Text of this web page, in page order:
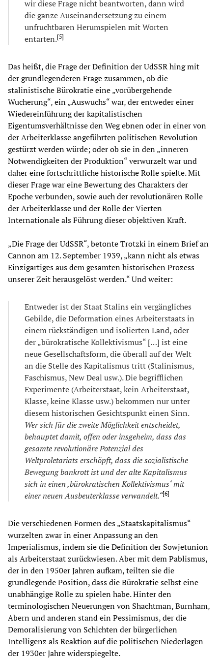
wir diese Frage nicht beantworten, dann wird
die ganze Auseinandersetzung zu einem
unfruchtbaren Herumspielen mit Worten
entarten.[5]
Das heißt, die Frage der Definition der UdSSR hing mit
der grundlegenderen Frage zusammen, ob die
stalinistische Bürokratie eine „vorübergehende
Wucherung“, ein „Auswuchs“ war, der entweder einer
Wiedereinführung der kapitalistischen
Eigentumsverhältnisse den Weg ebnen oder in einer von
der Arbeiterklasse angeführten politischen Revolution
gestürzt werden würde; oder ob sie in den „inneren
Notwendigkeiten der Produktion“ verwurzelt war und
daher eine fortschrittliche historische Rolle spielte. Mit
dieser Frage war eine Bewertung des Charakters der
Epoche verbunden, sowie auch der revolutionären Rolle
der Arbeiterklasse und der Rolle der Vierten
Internationale als Führung dieser objektiven Kraft.
„Die Frage der UdSSR“, betonte Trotzki in einem Brief an
Cannon am 12. September 1939, „kann nicht als etwas
Einzigartiges aus dem gesamten historischen Prozess
unserer Zeit herausgelöst werden.“ Und weiter:
Entweder ist der Staat Stalins ein vergängliches
Gebilde, die Deformation eines Arbeiterstaats in
einem rückständigen und isolierten Land, oder
der „bürokratische Kollektivismus“ […] ist eine
neue Gesellschaftsform, die überall auf der Welt
an die Stelle des Kapitalismus tritt (Stalinismus,
Faschismus, New Deal usw.). Die begrifflichen
Experimente (Arbeiterstaat, kein Arbeiterstaat,
Klasse, keine Klasse usw.) bekommen nur unter
diesem historischen Gesichtspunkt einen Sinn.
Wer sich für die zweite Möglichkeit entscheidet,
behauptet damit, offen oder insgeheim, dass das
gesamte revolutionäre Potenzial des
Weltproletariats erschöpft, dass die sozialistische
Bewegung bankrott ist und der alte Kapitalismus
sich in einen ‚bürokratischen Kollektivismus‘ mit
einer neuen Ausbeuterklasse verwandelt.“[6]
Die verschiedenen Formen des „Staatskapitalismus“
wurzelten zwar in einer Anpassung an den
Imperialismus, indem sie die Definition der Sowjetunion
als Arbeiterstaat zurückwiesen. Aber mit dem Pablismus,
der in den 1950er Jahren aufkam, teilten sie die
grundlegende Position, dass die Bürokratie selbst eine
unabhängige Rolle zu spielen habe. Hinter den
terminologischen Neuerungen von Shachtman, Burnham,
Abern und anderen stand ein Pessimismus, der die
Demoralisierung von Schichten der bürgerlichen
Intelligenz als Reaktion auf die politischen Niederlagen
der 1930er Jahre widerspiegelte.